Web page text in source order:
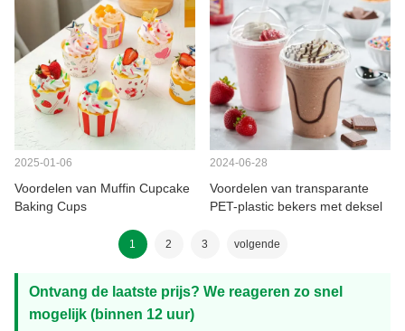
2025-01-06
Voordelen van Muffin Cupcake
Baking Cups
2024-06-28
Voordelen van transparante
PET-plastic bekers met deksel
1 2 3 volgende
Ontvang de laatste prijs? We reageren zo snel
mogelijk (binnen 12 uur)